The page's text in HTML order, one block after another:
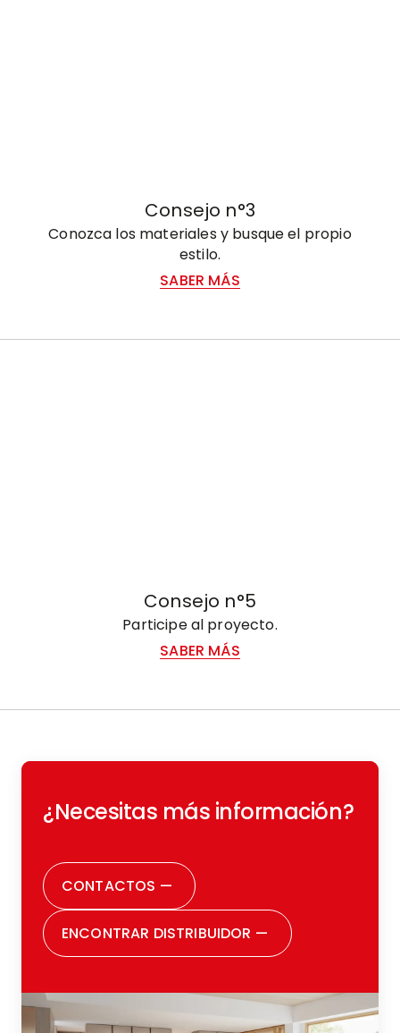
Consejo n°3
Conozca los materiales y busque el propio
estilo.
SABER MÁS
Consejo n°5
Participe al proyecto.
SABER MÁS
¿Necesitas más información?
CONTACTOS —
ENCONTRAR DISTRIBUIDOR —